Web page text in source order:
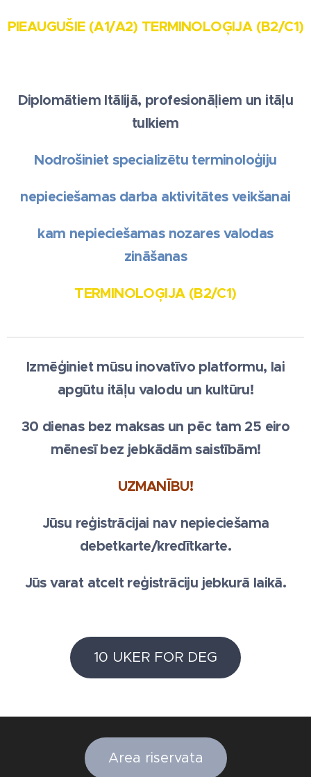
PIEAUGUŠIE (A1/A2) TERMINOLOĢIJA (B2/C1)
Diplomātiem Itālijā, profesionāļiem un itāļu
tulkiem
Nodrošiniet specializētu terminoloģiju
nepieciešamas darba aktivitātes veikšanai
kam nepieciešamas nozares valodas
zināšanas
TERMINOLOĢIJA (B2/C1)
Izmēģiniet mūsu inovatīvo platformu, lai
apgūtu itāļu valodu un kultūru!
30 dienas bez maksas un pēc tam 25 eiro
mēnesī bez jebkādām saistībām!
UZMANĪBU!
Jūsu reģistrācijai nav nepieciešama
debetkarte/kredītkarte.
Jūs varat atcelt reģistrāciju jebkurā laikā.
10 UKER FOR DEG
Area riservata